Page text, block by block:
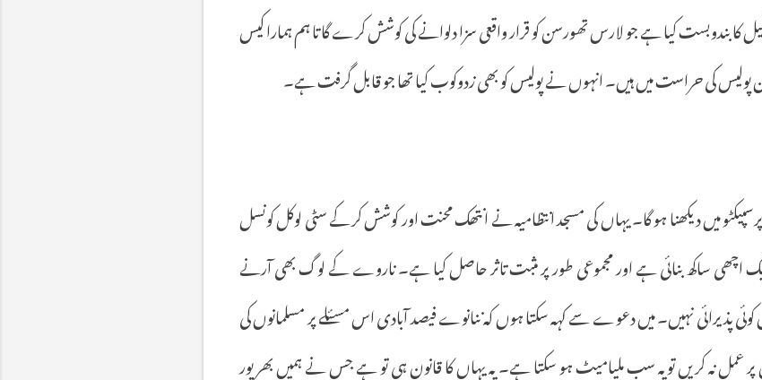
کابندوبستکیاہےجولارستھورسنکوقرارواقعیسزادلوانےکیکوششکرےگاتاہمہماراکیس
پولیسکیحراستمیںہیں۔انہوںنےپولیسکوبھیزدوکوبکیاتھاجوقابلگرفتہے۔
پرسپیکٹومیںدیکھناہوگا۔یہاںکیمسجدانتظامیہنےانتھکمحنتاورکوششکرکےسٹیلوکلکونسل
اچھیساکھبنائیہےاورمجموعیطورپرمثبتتاثرحاصلکیاہے۔ناروےکےلوگبھیآرنے
کوئیپذیرائینہیں۔میںدعوےسےکہہسکتاہوںکہننانوےفیصدآبادیاسمسئلےپرمسلمانوںکی
پرعملنہکریںتویہسبملیامیٹہوسکتاہے۔یہیہاںکاقانونہیتوہےجسنےہمیںبھرپور